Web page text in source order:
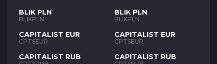
BLIK PLN
BLIKPLN
CAPITALIST EUR
CPTSEUR
CAPITALIST RUB
BLIK PLN
BLIKPLN
CAPITALIST EUR
CPTSEUR
CAPITALIST RUB